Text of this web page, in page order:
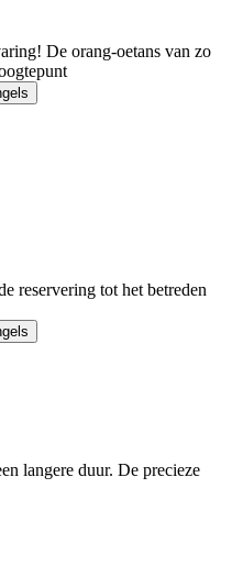
De orang-oetans van zo
reservering tot het betreden
langere duur. De precieze